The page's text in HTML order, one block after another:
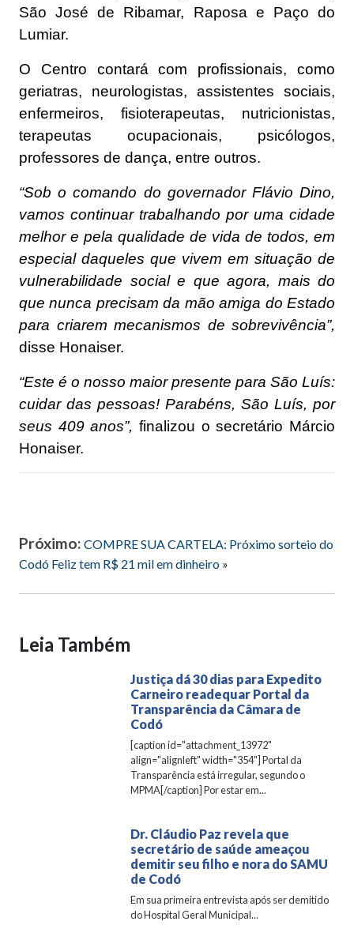
São José de Ribamar, Raposa e Paço do
Lumiar.
O Centro contará com profissionais, como
geriatras, neurologistas, assistentes sociais,
enfermeiros, fisioterapeutas, nutricionistas,
terapeutas ocupacionais, psicólogos,
professores de dança, entre outros.
“Sob o comando do governador Flávio Dino,
vamos continuar trabalhando por uma cidade
melhor e pela qualidade de vida de todos, em
especial daqueles que vivem em situação de
vulnerabilidade social e que agora, mais do
que nunca precisam da mão amiga do Estado
para criarem mecanismos de sobrevivência”,
disse Honaiser.
“Este é o nosso maior presente para São Luís:
cuidar das pessoas! Parabéns, São Luís, por
seus 409 anos”, finalizou o secretário Márcio
Honaiser.
Próximo: COMPRE SUA CARTELA: Próximo sorteio do
Codó Feliz tem R$ 21 mil em dinheiro »
Leia Também
Justiça dá 30 dias para Expedito
Carneiro readequar Portal da
Transparência da Câmara de
Codó
[caption id="attachment_13972"
align="alignleft" width="354"] Portal da
Transparência está irregular, segundo o
MPMA[/caption] Por estar em...
Dr. Cláudio Paz revela que
secretário de saúde ameaçou
demitir seu filho e nora do SAMU
de Codó
Em sua primeira entrevista após ser demitido
do Hospital Geral Municipal...